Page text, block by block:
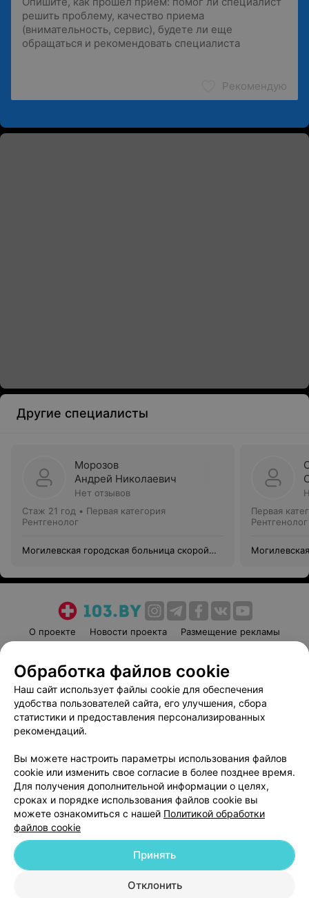
Рекомендую
Другие специалисты
Морозов
Андрей Николаевич
Нет отзывов
Стаж 21 год • Первая категория
Рентгенолог
Могилевская городская больница скорой
Первая
Рентгенолог
О проекте Новости проекта
Размещение рекламы
Пользовательское соглашение
Способы оплаты
Вакансии
Партнеры
Написать руководителю 103.by
Обработка персональных данных
© 2026 ООО «Артокс Лаб», УНП 191700409
| 220012, Республика Беларусь,
Обработка файлов cookie
Наш сайт использует файлы cookie для обеспечения
удобства пользователей сайта, его улучшения, сбора
статистики и предоставления персонализированных
рекомендаций.
Вы можете настроить параметры использования файлов
cookie или изменить свое согласие в более позднее время.
Для получения дополнительной информации о целях,
сроках и порядке использования файлов cookie вы
можете ознакомиться с нашей Политикой обработки
файлов cookie
Отклонить
Принять